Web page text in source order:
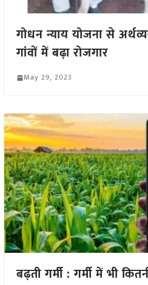
गोधन न्याय योजना से
गांवों में बढ़ा रोजगार
May 29, 2023
बढ़ती गर्मी : गर्मी में भी